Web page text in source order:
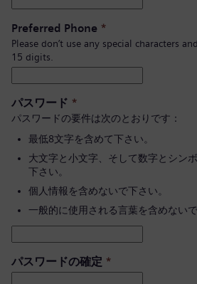
Preferred Phone *
Please don’t use any special characters
15 digits.
パスワード *
パスワードの要件は次のとおりです：
最低8文字を含めて下さい。
大文字と小文字、そして数字とシン
下さい。
個人情報を含めないで下さい。
一般的に使用される言葉を含めないで
パスワードの確定 *